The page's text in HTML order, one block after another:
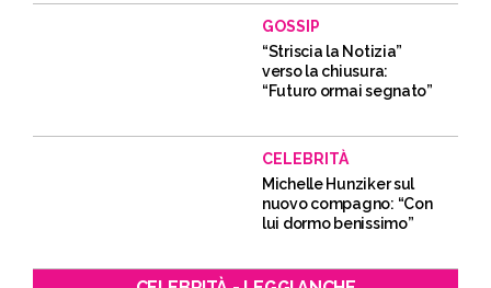
GOSSIP
“Striscia la Notizia”
verso la chiusura:
“Futuro ormai segnato”
CELEBRITÀ
Michelle Hunziker sul
nuovo compagno: “Con
lui dormo benissimo”